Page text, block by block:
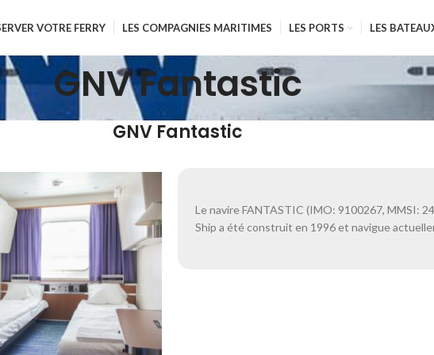
VOTRE FERRY LES COMPAGNIES MARITIMES LES PORTS LES
GNV Fantastic
GNV Fantastic
Le navire FANTASTIC (IMO: 9100267, MMSI:
Ship a été construit en 1996 et navigue